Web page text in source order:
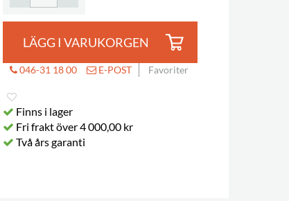
LÄGG I VARUKORGEN
046-31 18 00 E-POST Favoriter
Finns i lager
Fri frakt över 4 000,00 kr
Två års garanti